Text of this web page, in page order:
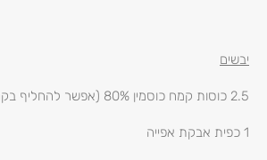
יבשים
2.5 כוסות קמח כוסמין 80% (אפשר להחליף בקמח ללג)
1 כפית אבקת אפייה